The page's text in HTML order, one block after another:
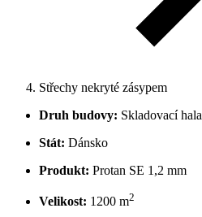
Střechy nekryté zásypem
Druh budovy: Skladovací hala
Stát: Dánsko
Produkt: Protan SE 1,2 mm
Velikost: 1200 m2